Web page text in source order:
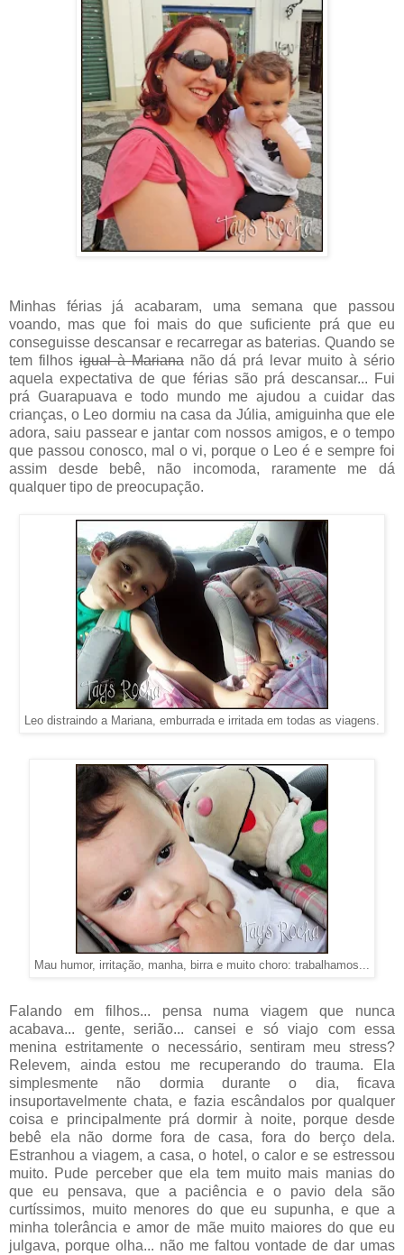
Minhas férias já acabaram, uma semana que passou
voando, mas que foi mais do que suficiente prá que eu
conseguisse descansar e recarregar as baterias. Quando se
tem filhosigual à Mariananão dá prá levar muito à sério
aquela expectativa de que férias são prá descansar... Fui
prá Guarapuava e todo mundo me ajudou a cuidar das
crianças, o Leo dormiu na casa da Júlia, amiguinha que ele
adora, saiu passear e jantar com nossos amigos, e o tempo
que passou conosco, mal o vi, porque o Leo é e sempre foi
assim desde bebê, não incomoda, raramente me dá
qualquer tipo de preocupação.
Leo distraindo a Mariana, emburrada e irritada em todas as viagens.
Mau humor, irritação, manha, birra e muito choro: trabalhamos...
Falando em filhos... pensa numa viagem que nunca
acabava... gente, serião... cansei e só viajo com essa
menina estritamente o necessário, sentiram meu stress?
Relevem, ainda estou me recuperando do trauma. Ela
simplesmente não dormia durante o dia, ficava
insuportavelmente chata, e fazia escândalos por qualquer
coisa e principalmente prá dormir à noite, porque desde
bebê ela não dorme fora de casa, fora do berço dela.
Estranhou a viagem, a casa, o hotel, o calor e se estressou
muito. Pude perceber que ela tem muito mais manias do
que eu pensava, que a paciência e o pavio dela são
curtíssimos, muito menores do que eu supunha, e que a
minha tolerância e amor de mãe muito maiores do que eu
julgava, porque olha... não me faltou vontade de dar umas